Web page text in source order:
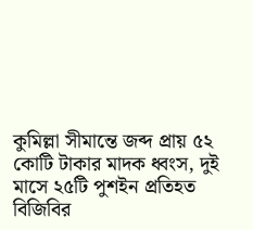
কুমিল্লা সীমান্তে জব্দ প্রায় ৫২
কোটি টাকার মাদক ধ্বংস, দুই
মাসে ২৫টি পুশইন প্রতিহত
বিজিবির